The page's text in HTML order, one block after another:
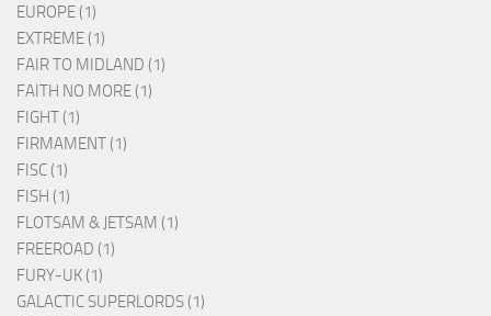
EUROPE (1)
EXTREME (1)
FAIR TO MIDLAND (1)
FAITH NO MORE (1)
FIGHT (1)
FIRMAMENT (1)
FISC (1)
FISH (1)
FLOTSAM & JETSAM (1)
FREEROAD (1)
FURY-UK (1)
GALACTIC SUPERLORDS (1)